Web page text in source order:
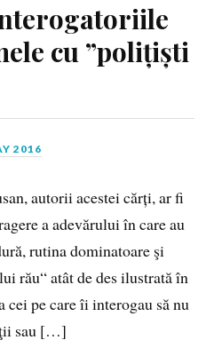
cu ”polițiști
2016
autorii acestei cărți, ar fi
a adevărului în care au
rutina dominatoare şi
rău“ atât de des ilustrată în
cei pe care îi interogau să nu
sau […]